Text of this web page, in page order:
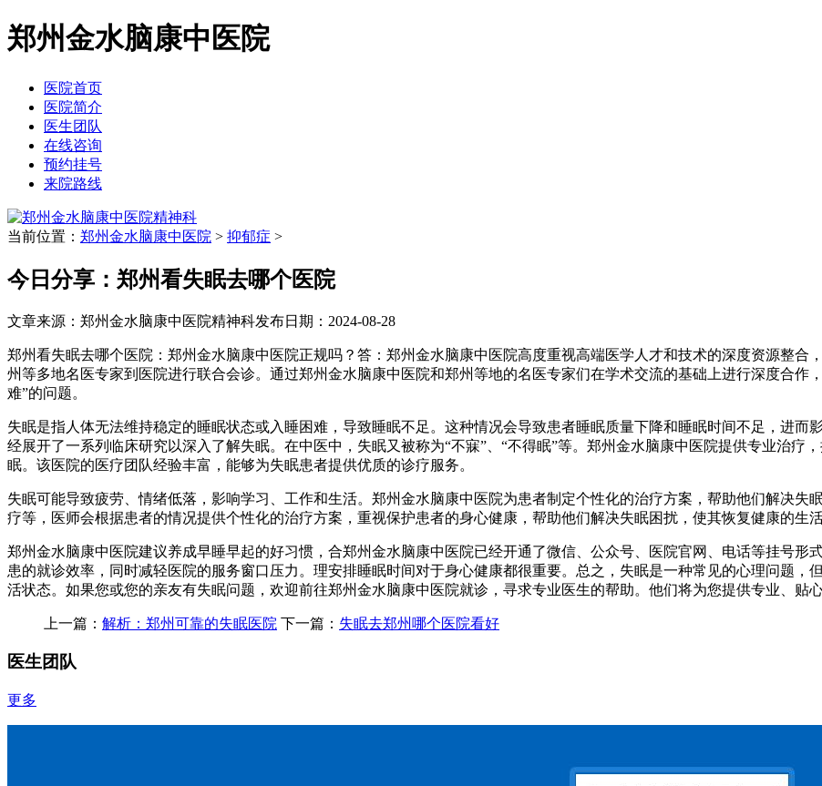
郑州金水脑康中医院
医院首页
医院简介
医生团队
在线咨询
预约挂号
来院路线
当前位置： 郑州金水脑康中医院 > 抑郁症 >
今日分享：郑州看失眠去哪个医院
文章来源：郑州金水脑康中医院精神科发布日期：2024-08-28
郑州看失眠去哪个医院：郑州金水脑康中医院正规吗？答：郑州金水脑康中医院高度重视高端医学人才和技术的深度资源整合
州等多地名医专家到医院进行联合会诊。通过郑州金水脑康中医院和郑州等地的名医专家们在学术交流的基础上进行深度合作
难”的问题。
失眠是指人体无法维持稳定的睡眠状态或入睡困难，导致睡眠不足。这种情况会导致患者睡眠质量下降和睡眠时间不足，进而
经展开了一系列临床研究以深入了解失眠。在中医中，失眠又被称为“不寐”、“不得眠”等。郑州金水脑康中医院提供专业治疗
眠。该医院的医疗团队经验丰富，能够为失眠患者提供优质的诊疗服务。
失眠可能导致疲劳、情绪低落，影响学习、工作和生活。郑州金水脑康中医院为患者制定个性化的治疗方案，帮助他们解决失
疗等，医师会根据患者的情况提供个性化的治疗方案，重视保护患者的身心健康，帮助他们解决失眠困扰，使其恢复健康的生活
郑州金水脑康中医院建议养成早睡早起的好习惯，合郑州金水脑康中医院已经开通了微信、公众号、医院官网、电话等挂号形
患的就诊效率，同时减轻医院的服务窗口压力。理安排睡眠时间对于身心健康都很重要。总之，失眠是一种常见的心理问题，
活状态。如果您或您的亲友有失眠问题，欢迎前往郑州金水脑康中医院就诊，寻求专业医生的帮助。他们将为您提供专业、贴心
上一篇： 解析：郑州可靠的失眠医院 下一篇： 失眠去郑州哪个医院看好
医生团队
更多